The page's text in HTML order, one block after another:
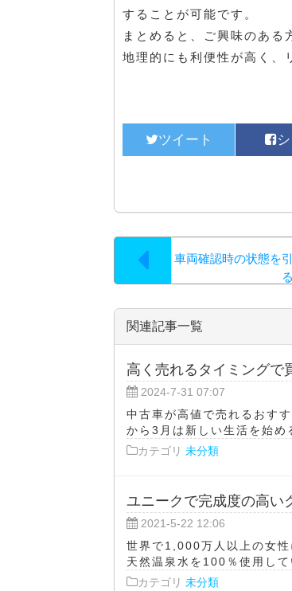
することが可能です。
まとめると、ご興味のある
地理的にも利便性が高く、
車両確認時の状態を
る
関連記事一覧
高く売れるタイミングで
2024-7-31 07:07
中古車が高値で売れるおす
から3月は新しい生活を始め
カテゴリ 未分類
ユニークで完成度の高い
2021-5-22 12:06
世界で1,000万人以上の女
天然温泉水を100％使用し
カテゴリ 未分類